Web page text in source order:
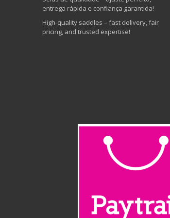
entrega rápida e confiança garantida!
High-quality saddles – fast delivery, fair
pricing, and trusted expertise!